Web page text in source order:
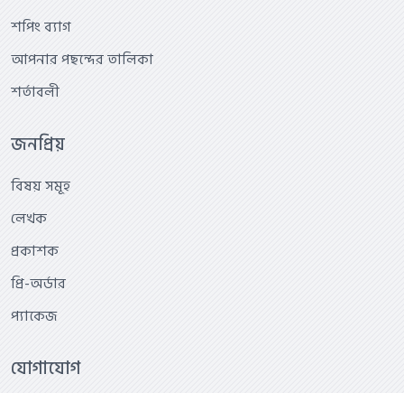
শপিং ব্যাগ
আপনার পছন্দের তালিকা
শর্তাবলী
জনপ্রিয়
বিষয় সমূহ
লেখক
প্রকাশক
প্রি-অর্ডার
প্যাকেজ
যোগাযোগ